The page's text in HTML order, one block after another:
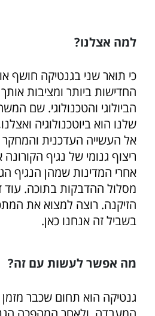
למה אצלנו?
כי תואר שני בגנטיקה חושף
החדישות ביותר ומציבות
הביולוגי והטכנולוגי. שם
שלנו הוא ביוטכנולוגיה
אל העשייה העדכנית והמחקר
ריצוף גנומי של נגיף
אחרי המדינות שמהן הנגיף
מסלול ההדבקות בתוכה. עוד
הזיקנה. רוצה למצוא את
בשביל זה אנחנו כאן.
מה אפשר לעשות עם זה?
גנטיקה הוא תחום שכבר מזמן